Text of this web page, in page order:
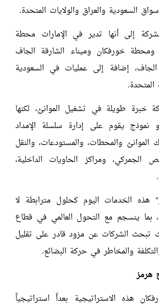
السعودية والعراق والولايات المتحدة.
إلى أنها تدير في الإمارات محطة
ومحطة خورفكان وميناء الشارقة الجاف
إضافة إلى عمليات في السعودية
المتحدة.
خبرة طويلة في تشغيل الموانئ، لكنها
نموذج يقوم على إدارة سلسلة الإمداد
الموانئ والمحطات، والمستودعات، والنقل
الجمركي، ومراكز الحاويات الداخلية،
هذه الخدمات اليوم كحلول مترابطة لا
بما ينسجم مع التحول العالمي في قطاع
تبحث الشركات عن مزود قادر على تقليل
والمخاطر في حركة البضائع.
هرمز
هذه الاستراتيجية بعداً استراتيجياً